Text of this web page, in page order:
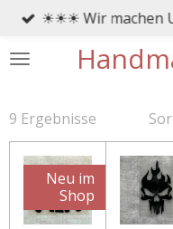
Zum
springen
☀☀☀ Wir machen
9 Ergebnisse
Neu im
Shop